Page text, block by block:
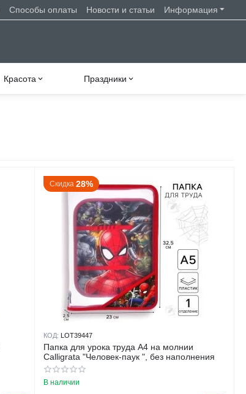
Способы оплаты Новости и статьи Информация
Красота Праздники
Скидка 28%
КОД: LOT39447
Папка для урока труда А4 на молнии
Calligrata "Человек-паук ", без наполнения
В наличии